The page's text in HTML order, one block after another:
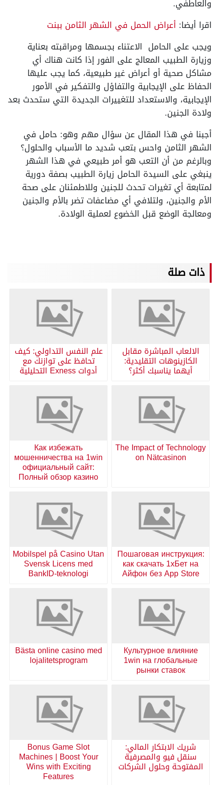
والعاطفي.
اقرا أيضا: أعراض الحمل في الشهر الثامن ببنت
ويجب على الحامل الاعتناء بجسمها ومراقبته بعناية
وزيارة الطبيب المعالج على الفور إذا كانت هناك أي
مشاكل صحية أو أعراض غير طبيعية، كما يجب عليها
الحفاظ على الإيجابية والتفاؤل والتفكير في الأمور
الإيجابية، والاستعداد للتغييرات الجديدة التي ستحدث بعد
ولادة الجنين.
أجبنا في هذا المقال عن سؤال مهم وهو: حامل في
الشهر الثامن واحس بتعب شديد ما الأسباب والحلول؟
وبالرغم من أن التعب هو أمر طبيعي في هذا الشهر
ينبغي على السيدة الحامل زيارة الطبيب بصفة دورية
لمتابعة أي تغيرات تحدث للجنين وللاطمئنان على صحة
الأم والجنين، ولتلافي أي مضاعفات تضر بالأم والجنين
ومعالجة الوضع قبل الخضوع لعملية الولادة.
ذات صلة
الالعاب المباشرة مقابل
الكازينوهات التقليدية:
أيهما يناسبك أكثر؟
علم النفس التداولي: كيف
تحافظ على توازنك مع
أدوات Exness التحليلية
The Impact of Technology
on Nätcasinon
Как избежать
мошенничества на 1win
официальный сайт:
Полный обзор казино
Пошаговая инструкция:
как скачать 1хБет на
Айфон без App Store
Mobilspel på Casino Utan
Svensk Licens med
BankID-teknologi
Культурное влияние
1win на глобальные
рынки ставок
Bästa online casino med
lojalitetsprogram
شريك الابتكار المالي:
سنقل فيو والمصرفية
المفتوحة وحلول الشركات
Bonus Game Slot
Machines | Boost Your
Wins with Exciting
Features